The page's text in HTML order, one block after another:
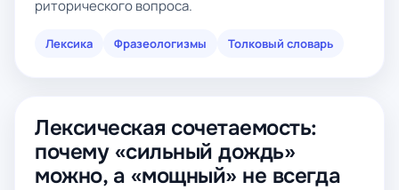
риторического вопроса.
Лексика Фразеологизмы Толковый словарь
Лексическая сочетаемость:
почему «сильный дождь»
можно, а «мощный» не всегда